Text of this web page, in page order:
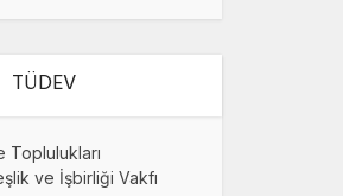
TÜDEV
Toplulukları
ve İşbirliği Vakfı